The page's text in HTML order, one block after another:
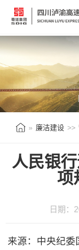
» 廉洁建设 >>
人民银
项
日期：
来源：中央纪委